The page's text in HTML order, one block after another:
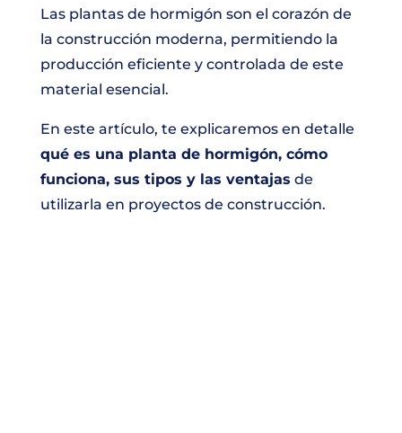
Las plantas de hormigón son el corazón de
la construcción moderna, permitiendo la
producción eficiente y controlada de este
material esencial.
En este artículo, te explicaremos en detalle
qué es una planta de hormigón, cómo
funciona, sus tipos y las ventajas de
utilizarla en proyectos de construcción.